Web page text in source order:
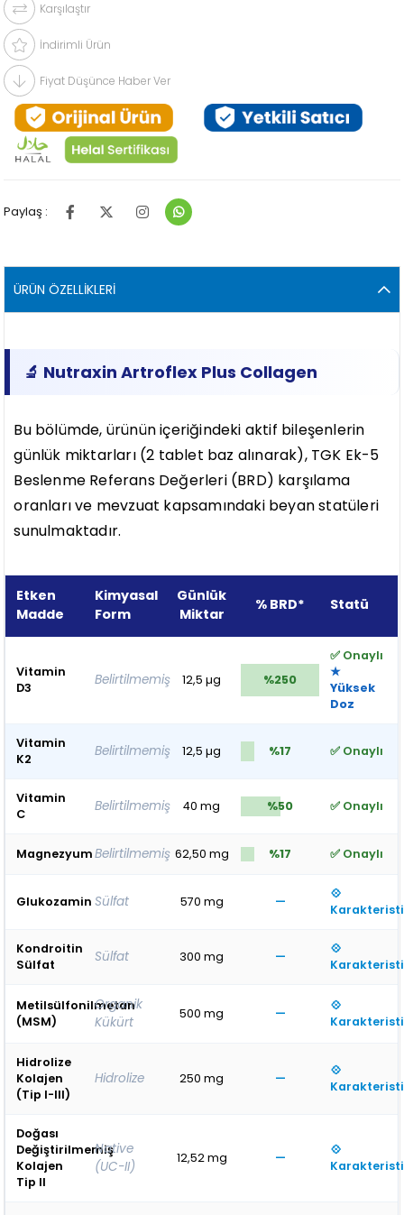
Karşılaştır
İndirimli Ürün
Fiyat Düşünce Haber Ver
Paylaş :
ÜRÜN ÖZELLIKLERI
🔬 Nutraxin Artroflex Plus Collagen
Bu bölümde, ürünün içeriğindeki aktif bileşenlerin
günlük miktarları (2 tablet baz alınarak), TGK Ek-5
Beslenme Referans Değerleri (BRD) karşılama
oranları ve mevzuat kapsamındaki beyan statüleri
sunulmaktadır.
Etken
Madde
Kimyasal
Form
Günlük
Miktar
% BRD* Statü
Vitamin
D3
Belirtilmemiş 12,5 µg %250
✅ Onaylı
★
Yüksek
Doz
Vitamin
K2
Belirtilmemiş 12,5 µg %17 ✅ Onaylı
Vitamin
C
Belirtilmemiş 40 mg %50 ✅ Onaylı
Magnezyum Belirtilmemiş 62,50 mg %17 ✅ Onaylı
Glukozamin Sülfat 570 mg —
💠
Kondroitin
Sülfat
Sülfat 300 mg —
💠
Metilsülfonilmetan
(MSM)
Organik
Kükürt
500 mg —
💠
Hidrolize
Kolajen
(Tip I-III)
Hidrolize 250 mg —
💠
Doğası
Değiştirilmemiş
Kolajen
Tip II
Native
(UC-II)
12,52 mg —
💠